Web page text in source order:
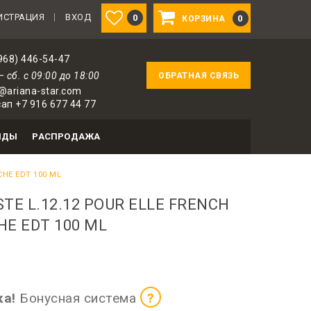
пользователям — 1 бонус за 100 ₽ от
КОРЗИНА 0
0
ВХОД
446-54-47
сб. с 09:00 до 18:00
star.com
+7 916 677 44 77
ОБРАТНАЯ СВЯЗЬ
РАСПРОДАЖА
EDT 100 ML
L.12.12 POUR ELLE FRENCH
EDT 100 ML
Бонусная система ?
пользователей